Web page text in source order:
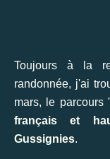
Toujours à la
randonnée, j'ai
mars, le parcours
français et
Gussignies.